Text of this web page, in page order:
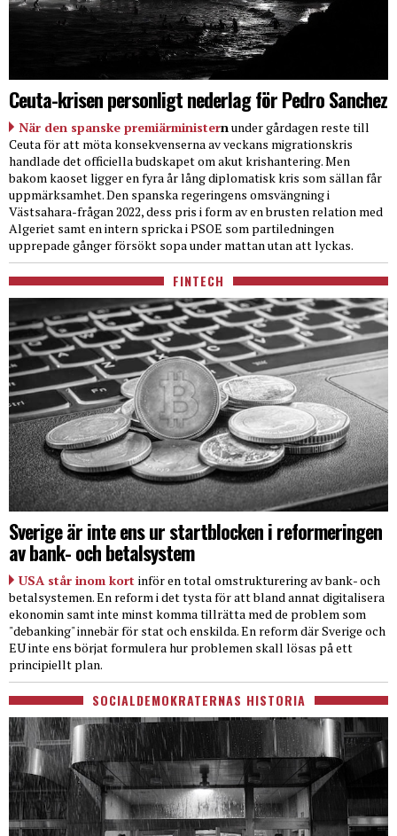
Ceuta-krisen personligt nederlag för Pedro Sanchez
När den spanske premiärministern under gårdagen reste till
Ceuta för att möta konsekvenserna av veckans migrationskris
handlade det officiella budskapet om akut krishantering. Men
bakom kaoset ligger en fyra år lång diplomatisk kris som sällan får
uppmärksamhet. Den spanska regeringens omsvängning i
Västsahara-frågan 2022, dess pris i form av en brusten relation med
Algeriet samt en intern spricka i PSOE som partiledningen
upprepade gånger försökt sopa under mattan utan att lyckas.
FINTECH
Sverige är inte ens ur startblocken i reformeringen
av bank- och betalsystem
USA står inom kort inför en total omstrukturering av bank- och
betalsystemen. En reform i det tysta för att bland annat digitalisera
ekonomin samt inte minst komma tillrätta med de problem som
"debanking" innebär för stat och enskilda. En reform där Sverige och
EU inte ens börjat formulera hur problemen skall lösas på ett
principiellt plan.
SOCIALDEMOKRATERNAS HISTORIA